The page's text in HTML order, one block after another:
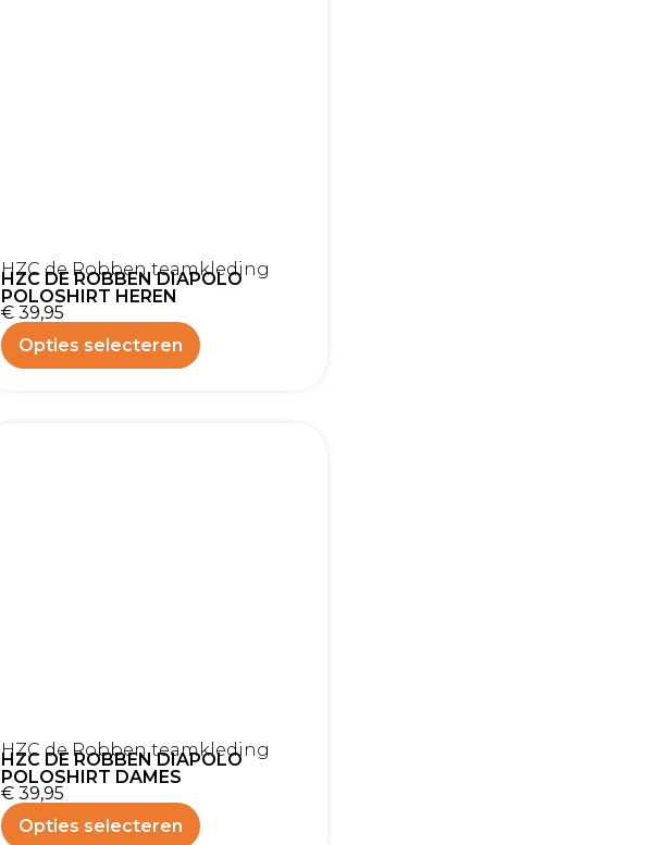
HZC de Robben teamkleding
HZC DE ROBBEN DIAPOLO
POLOSHIRT HEREN
€ 39,95
Opties selecteren
HZC de Robben teamkleding
HZC DE ROBBEN DIAPOLO
POLOSHIRT DAMES
€ 39,95
Opties selecteren